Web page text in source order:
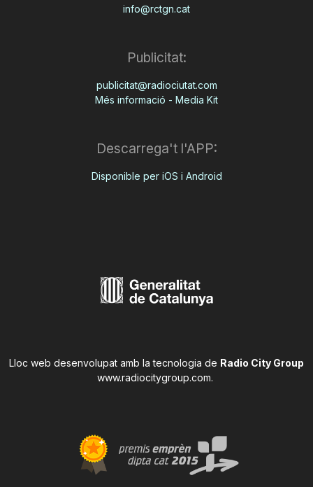
info@rctgn.cat
Publicitat:
publicitat@radiociutat.com
Més informació - Media Kit
Descarrega't l'APP:
Disponible per iOS i Android
Lloc web desenvolupat amb la tecnologia de Radio City Group
www.radiocitygroup.com.